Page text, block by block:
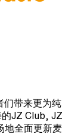
们带来更为纯
JZ Club, JZ
全面更新麦